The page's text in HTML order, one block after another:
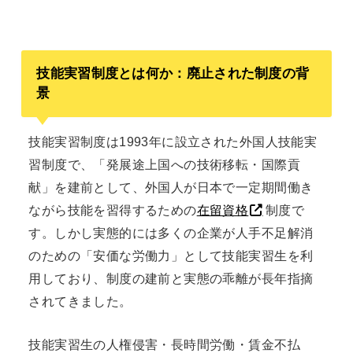
技能実習制度とは何か：廃止された制度の背
景
技能実習制度は1993年に設立された外国人技能実
習制度で、「発展途上国への技術移転・国際貢
献」を建前として、外国人が日本で一定期間働き
ながら技能を習得するための在留資格
制度で
す。しかし実態的には多くの企業が人手不足解消
のための「安価な労働力」として技能実習生を利
用しており、制度の建前と実態の乖離が長年指摘
されてきました。
技能実習生の人権侵害・長時間労働・賃金不払